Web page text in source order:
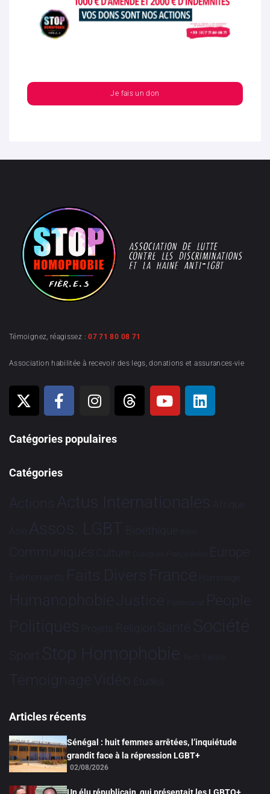
Je fais un don
Témoignez, réagissez :07 71 80 08 71
Association habilitée à recevoir des legs, donations et assurances-vie
Catégories populaires
Catégories
Actions Actus Internationales Afrique
Asie Assos. LGBT Bioéthique Brève
Communiqués Culture Dialogues France-Brésil Europe
Evénements Faits Divers France Hommage
HumanophobieJustice Partenariat People
Politiques Projets Religion Santé Société
Sport Stop Homophobie Tech Tribune
TémoignageVidéo Études
Articles récents
Sénégal : huit femmes arrêtées, l’inquiétude
grandit face à la répression LGBT+
02/08/2026